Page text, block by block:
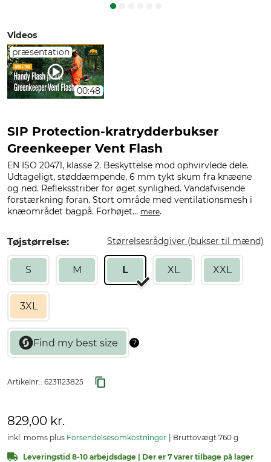
Videos
præsentation
00:48
SIP Protection-kratrydderbukser
Greenkeeper Vent Flash
EN ISO 20471, klasse 2. Beskyttelse mod ophvirvlede dele.
Udtageligt, støddæmpende, 6 mm tykt skum fra knæene
og ned. Refleksstriber for øget synlighed. Vandafvisende
forstærkning foran. Stort område med ventilationsmesh i
knæområdet bagpå. Forhøjet... mere.
Tøjstørrelse: Størrelsesrådgiver (bukser til mænd)
S M L XL XXL
3XL
Artikelnr.: 6231123825
829,00 kr.
inkl. moms plus Forsendelsesomkostninger Bruttovægt 760 g
Leveringstid 8-10 arbejdsdage | Der er 7 varer tilbage på lager